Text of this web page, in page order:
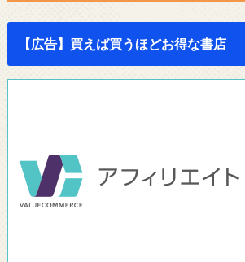
【広告】買えば買うほどお得な書店